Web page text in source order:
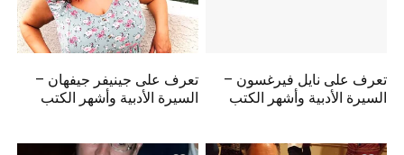
تعرف على نايل فيرغسون –
السيرة الأدبية وأشهر الكتب
تعرف على جينيفر جيفهان –
السيرة الأدبية وأشهر الكتب